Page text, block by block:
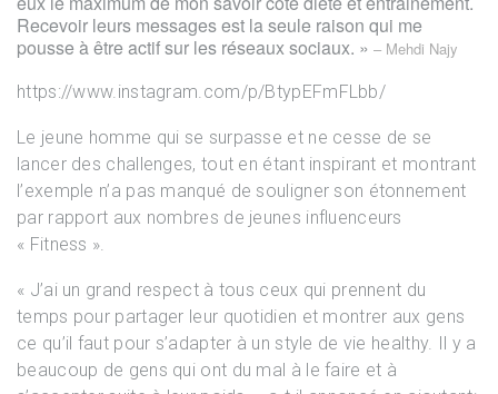
Recevoir leurs messages est la seule raison qui me
pousse à être actif sur les réseaux sociaux. » – Mehdi Najy
https://www.instagram.com/p/BtypEFmFLbb/
Le jeune homme qui se surpasse et ne cesse de se
lancer des challenges, tout en étant inspirant et montrant
l’exemple n’a pas manqué de souligner son étonnement
par rapport aux nombres de jeunes influenceurs
« Fitness ».
« J’ai un grand respect à tous ceux qui prennent du
temps pour partager leur quotidien et montrer aux gens
ce qu’il faut pour s’adapter à un style de vie healthy. Il y a
beaucoup de gens qui ont du mal à le faire et à